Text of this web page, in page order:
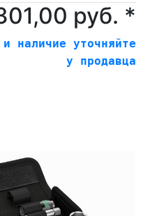
руб. *
наличие уточняйте
у продавца